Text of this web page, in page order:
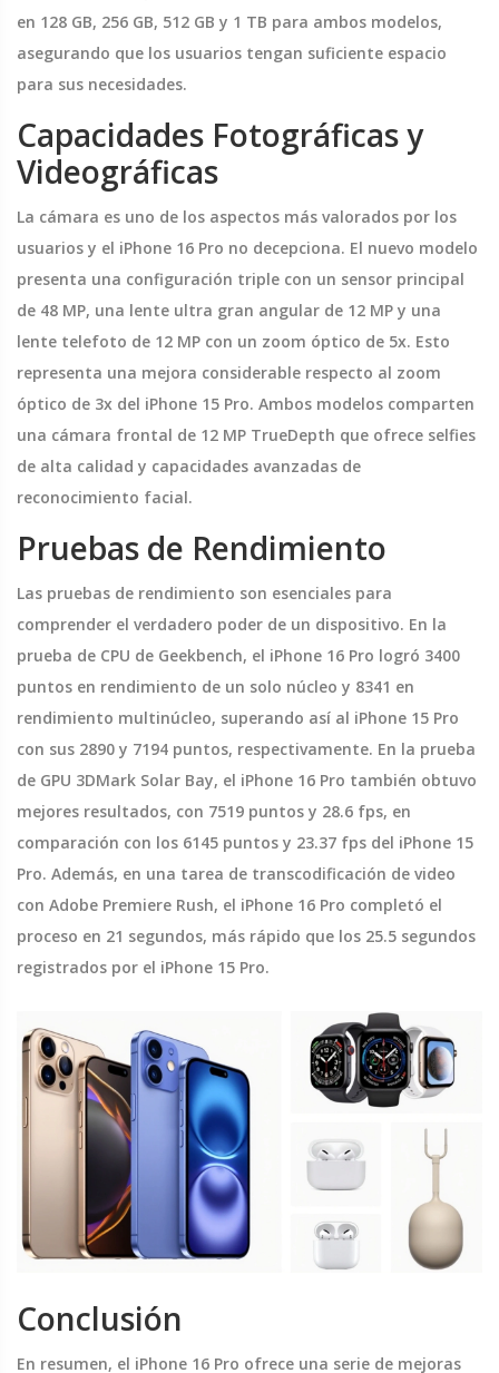
en 128 GB, 256 GB, 512 GB y 1 TB para ambos modelos,
asegurando que los usuarios tengan suficiente espacio
para sus necesidades.
Capacidades Fotográficas y
Videográficas
La cámara es uno de los aspectos más valorados por los
usuarios y el iPhone 16 Pro no decepciona. El nuevo modelo
presenta una configuración triple con un sensor principal
de 48 MP, una lente ultra gran angular de 12 MP y una
lente telefoto de 12 MP con un zoom óptico de 5x. Esto
representa una mejora considerable respecto al zoom
óptico de 3x del iPhone 15 Pro. Ambos modelos comparten
una cámara frontal de 12 MP TrueDepth que ofrece selfies
de alta calidad y capacidades avanzadas de
reconocimiento facial.
Pruebas de Rendimiento
Las pruebas de rendimiento son esenciales para
comprender el verdadero poder de un dispositivo. En la
prueba de CPU de Geekbench, el iPhone 16 Pro logró 3400
puntos en rendimiento de un solo núcleo y 8341 en
rendimiento multinúcleo, superando así al iPhone 15 Pro
con sus 2890 y 7194 puntos, respectivamente. En la prueba
de GPU 3DMark Solar Bay, el iPhone 16 Pro también obtuvo
mejores resultados, con 7519 puntos y 28.6 fps, en
comparación con los 6145 puntos y 23.37 fps del iPhone 15
Pro. Además, en una tarea de transcodificación de video
con Adobe Premiere Rush, el iPhone 16 Pro completó el
proceso en 21 segundos, más rápido que los 25.5 segundos
registrados por el iPhone 15 Pro.
Conclusión
En resumen, el iPhone 16 Pro ofrece una serie de mejoras